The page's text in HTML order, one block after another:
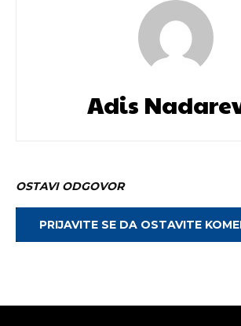
Adis
OSTAVI ODGOVOR
PRIJAVITE SE DA OSTAVITE